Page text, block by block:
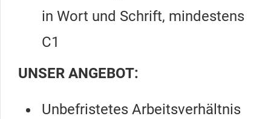
in Wort und Schrift, mindestens
C1
UNSER ANGEBOT:
Unbefristetes Arbeitsverhältnis